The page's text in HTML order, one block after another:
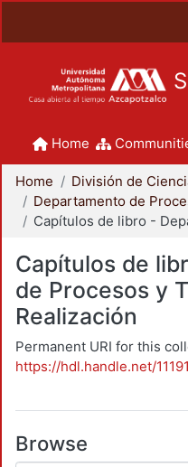
Home
Home
Capítulos de
de Procesos y
Realización
Permanent URI for this
https://hdl.handle.net/
Browse